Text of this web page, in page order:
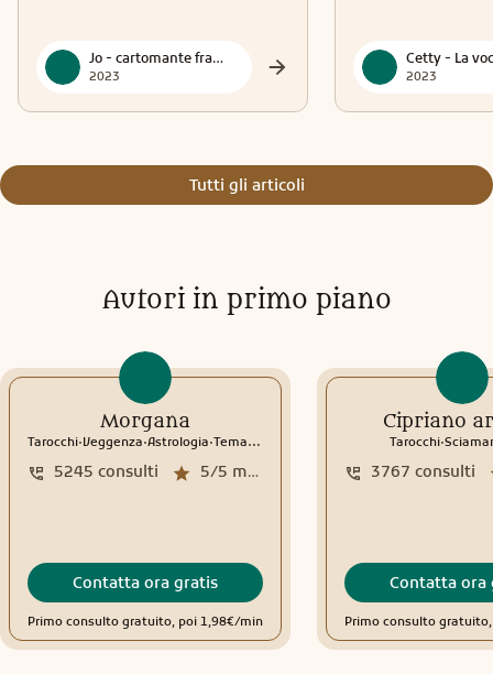
Jo - cartomante francese
2023 2023
Tutti gli articoli
Autori in primo piano
Morgana
Tarocchi.Veggenza.Astrologia.Tema natale Interpretazione sogni
5/5 media recensioni
5245 consulti
Contatta ora gratis
Primo consulto gratuito, poi 1,98€/min
Cipriano
Tarocchi.
3767 consulti
Contatta ora
Primo consulto